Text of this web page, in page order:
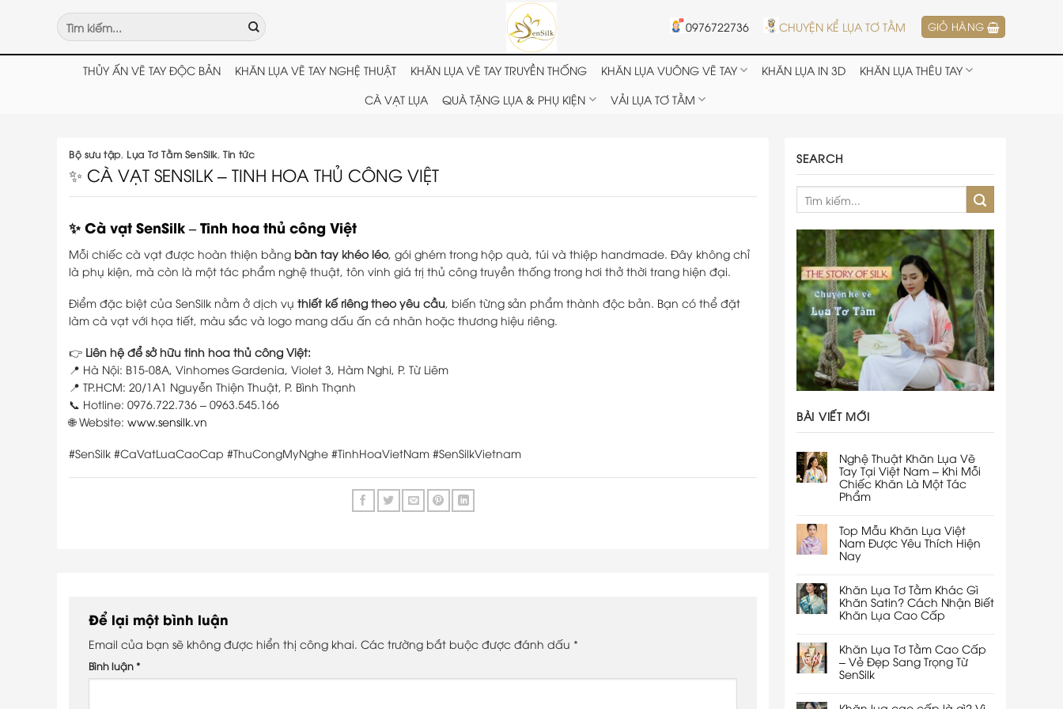
dung
Tìm
kiếm:
0976722736 CHUYỆN KỂ LỤA TƠ TẰM GIỎ HÀNG
THỦY ẤN VẼ TAY ĐỘC BẢN KHĂN LỤA VẼ TAY NGHỆ THUẬT KHĂN LỤA VẼ TAY TRUYỀN THỐNG KHĂN LỤA VUÔNG VẼ TAY KHĂN LỤA IN 3D
KHĂN LỤA THÊU TAY
CÀ VẠT LỤA
QUÀ TẶNG LỤA & PHỤ KIỆN VẢI LỤA TƠ TẰM
Bộ sưu tập, Lụa Tơ Tằm SenSilk,Tin tức
✨ CÀ VẠT SENSILK – TINH HOA THỦ CÔNG VIỆT
✨ Cà vạt SenSilk – Tinh hoa thủ công Việt
Mỗi chiếc cà vạt được hoàn thiện bằng bàn tay khéo léo , gói ghém trong hộp quà, túi và thiệp handmade. Đây không chỉ
là phụ kiện, mà còn là một tác phẩm nghệ thuật, tôn vinh giá trị thủ công truyền thống trong hơi thở thời trang hiện đại.
Điểm đặc biệt của SenSilk nằm ở dịch vụ thiết kế riêng theo yêu cầu, biến từng sản phẩm thành độc bản. Bạn có thể đặt
làm cà vạt với họa tiết, màu sắc và logo mang dấu ấn cá nhân hoặc thương hiệu riêng.
👉 Liên hệ để sở hữu tinh hoa thủ công Việt:
📍 Hà Nội: B15-08A, Vinhomes Gardenia, Violet 3, Hàm Nghi, P. Từ Liêm
📍 TP.HCM: 20/1A1 Nguyễn Thiện Thuật, P. Bình Thạnh
📞 Hotline: 0976.722.736 – 0963.545.166
🌐 Website: www.sensilk.vn
#SenSilk #CaVatLuaCaoCap #ThuCongMyNghe #TinhHoaVietNam #SenSilkVietnam
Để lại một bình luận
Email của bạn sẽ không được hiển thị công khai. Các trường bắt buộc được đánh dấu *
Bình luận *
SEARCH
BÀI VIẾT MỚI
Nghệ Thuật Khăn Lụa Vẽ
Tay Tại Việt Nam – Khi Mỗi
Chiếc Khăn Là Một Tác
Phẩm
Top Mẫu Khăn Lụa Việt
Nam Được Yêu Thích Hiện
Nay
Khăn Lụa Tơ Tằm Khác Gì
Khăn Satin? Cách Nhận Biết
Khăn Lụa Cao Cấp
Khăn Lụa Tơ Tằm Cao Cấp
– Vẻ Đẹp Sang Trọng Từ
SenSilk